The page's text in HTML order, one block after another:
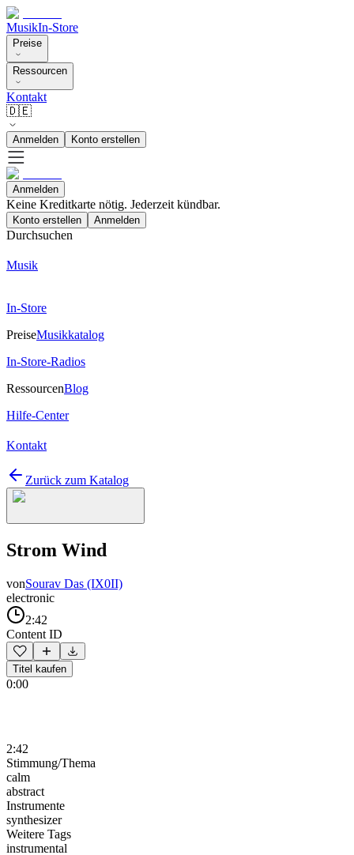
MusikIn-Store
Preise
Ressourcen
Kontakt
🇩🇪
Anmelden Konto erstellen
Anmelden
Keine Kreditkarte nötig. Jederzeit kündbar.
Konto erstellen Anmelden
Durchsuchen
Musik
In-Store
PreiseMusikkatalog
In-Store-Radios
RessourcenBlog
Hilfe-Center
Kontakt
Zurück zum Katalog
Strom Wind
vonSourav Das (IX0II)
electronic
2:42
Content ID
Titel kaufen
0:00
2:42
Stimmung/Thema
calm
abstract
Instrumente
synthesizer
Weitere Tags
instrumental